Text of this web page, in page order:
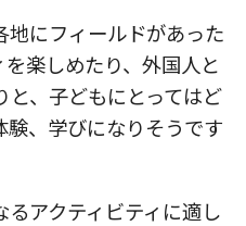
にフィールドがあった
楽しめたり、外国人と
、子どもにとってはど
、学びになりそうです
アクティビティに適し